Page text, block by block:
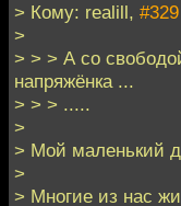
> Кому: realill, #329
>
> > > А со
напряжёнка ...
> > > .....
>
> Мой маленький
>
> Многие из нас